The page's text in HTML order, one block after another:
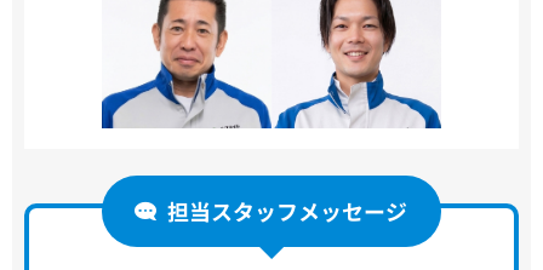
担当スタッフメッセージ